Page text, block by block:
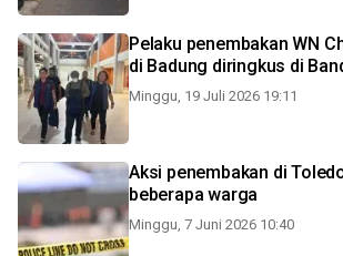
Pelaku penembakan WN
di Badung diringkus di
Minggu, 19 Juli 2026 19:11
Aksi penembakan di
beberapa warga
Minggu, 7 Juni 2026 10:40